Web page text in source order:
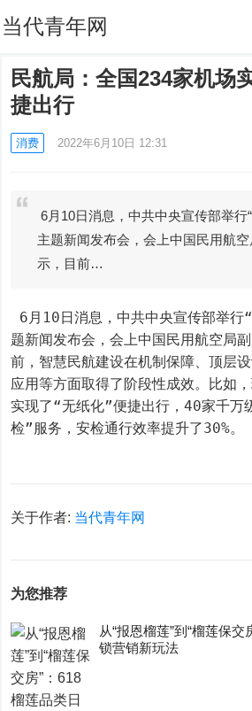
当代青年网
民航局：全国234家机场
捷出行
消费 2022年6月10日 12:31
6月10日消息，中共中央宣传部举行
主题新闻发布会，会上中国民用航
示，目前…
6月10日消息，中共中央宣传部举行
题新闻发布会，会上中国民用航空局
前，智慧民航建设在机制保障、顶层
应用等方面取得了阶段性成效。比如
实现了“无纸化”便捷出行，40家千万
检”服务，安检通行效率提升了30%。
关于作者: 当代青年网
为您推荐
从“报恩榴莲”到“榴莲保
锁营销新玩法